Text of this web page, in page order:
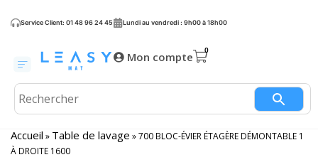
Service Client: 01 48 96 24 45 Lundi au vendredi : 9h00 à 18h00
Mon compte
Accueil » Table de lavage »700 BLOC-ÉVIER ÉTAGÈRE DÉMONTABLE 1
À DROITE 1600